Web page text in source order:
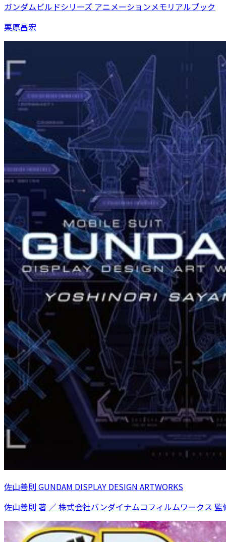
ガンダムビルドシリーズ アニメーションメモリアルブック
栗原昌宏
佐山善則 GUNDAM DISPLAY DESIGN ARTWORKS
佐山善則 著 ／ 株式会社バンダイナムコフィルムワークス 監